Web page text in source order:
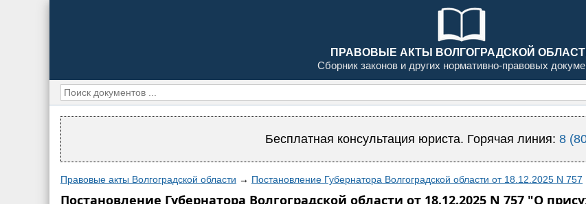
ПРАВОВЫЕ АКТЫ ВОЛГОГРАДСКОЙ
Сборник законов и других нормативно-правовых
Бесплатная консультация юриста. Горячая линия: 8
Правовые акты Волгоградской области → Постановление Губернатора Волгоградской области от 18.12.2025 N 757
Постановление Губернатора Волгоградской области от 18.12.2025 N 757 "О